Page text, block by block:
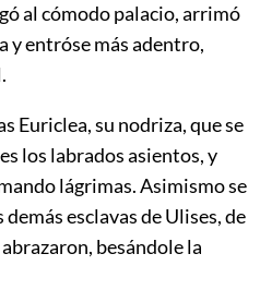
al cómodo palacio, arrimó
y entróse más adentro,
Euriclea, su nodriza, que se
los labrados asientos, y
lágrimas. Asimismo se
esclavas de Ulises, de
besándole la